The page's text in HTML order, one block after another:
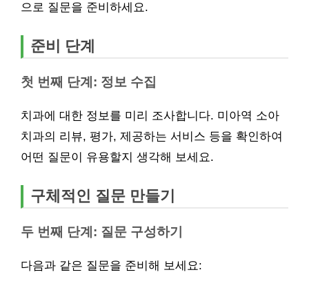
으로 질문을 준비하세요.
준비 단계
첫 번째 단계: 정보 수집
치과에 대한 정보를 미리 조사합니다. 미아역 소아
치과의 리뷰, 평가, 제공하는 서비스 등을 확인하여
어떤 질문이 유용할지 생각해 보세요.
구체적인 질문 만들기
두 번째 단계: 질문 구성하기
다음과 같은 질문을 준비해 보세요: